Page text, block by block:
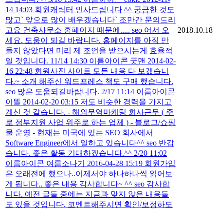
14 14:03 회원캐릭터 인사드립니다 ^^ 궁금한 것도
많고` 앞으로 많이 배우겠습니다` 조만간 문의드리
고요 건축사무소 홈페이지 때문에..... seo 어서 오
세요. 도움이 되길 바랍니다. 홈페이지를 아직 만
들지 않았다면 미리 제 조언을 받으시는게 효율적
일 것입니다. 11/14 14:30 이름아이콘 굿맨 2014-02-
16 22:48 회원사진 사이트 모든 내용 다 보겠습니
다.~ 소개 해주신 워드프레스 책도 구매 했습니다.
seo 많은 도움되길바랍니다. 2/17 11:14 이름아이콘
이똘 2014-02-20 03:15 저도 비슷한 경력을 가지고
계신 것 같습니다. - 해외무역마케팅 회사근무 ( 주
로 정부지원 사업 위주로 하는 업체 ) - 블로그/쇼핑
물 운영 - 현재는 미국에 있는 SEO 회사에서
Software Engineer에서 일하고 있습니다^^ seo 반갑
습니다. 좋은 활동 기대하겠습니다.^^ 2/20 11:02
이름아이콘 여름소나기 2016-04-28 15:19 회원가입
은 오래전에 했으나..이제서야 하나하나씩 읽어보
게 됩니다.. 좋은 내용 감사합니다~ ^^ seo 감사합
니다. 예전 글들 중에는 지금과 맞지 않은 내용들
도 있을 것입니다. 코멘트해주시면 확인/보정하도
2018.10.18